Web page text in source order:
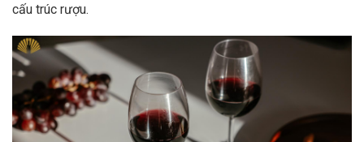
cấu trúc rượu.